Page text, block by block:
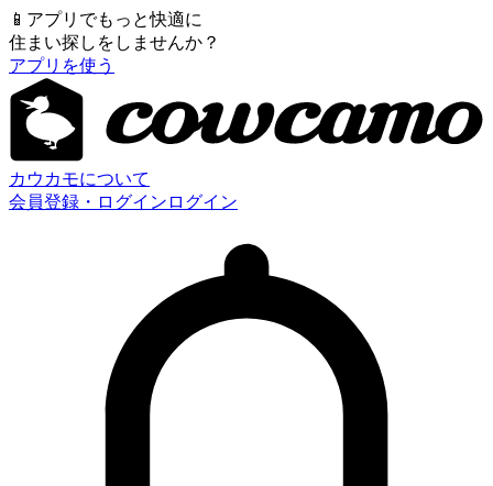
📱 アプリでもっと快適に
住まい探しをしませんか？
アプリを使う
カウカモについて
会員登録・ログイン ログイン